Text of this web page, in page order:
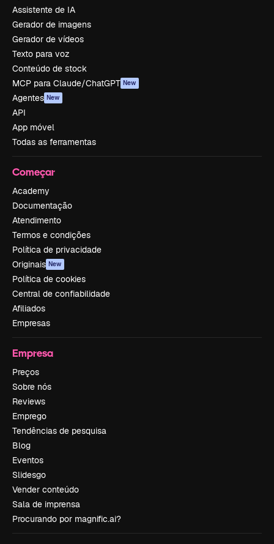
Assistente de IA
Gerador de imagens
Gerador de vídeos
Texto para voz
Conteúdo de stock
MCP para Claude/ChatGPT New
Agentes New
API
App móvel
Todas as ferramentas
Começar
Academy
Documentação
Atendimento
Termos e condições
Política de privacidade
Originais New
Política de cookies
Central de confiabilidade
Afiliados
Empresas
Empresa
Preços
Sobre nós
Reviews
Emprego
Tendências de pesquisa
Blog
Eventos
Slidesgo
Vender conteúdo
Sala de imprensa
Procurando por magnific.ai?